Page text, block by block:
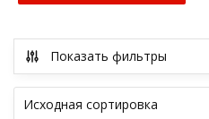
Показать фильтры